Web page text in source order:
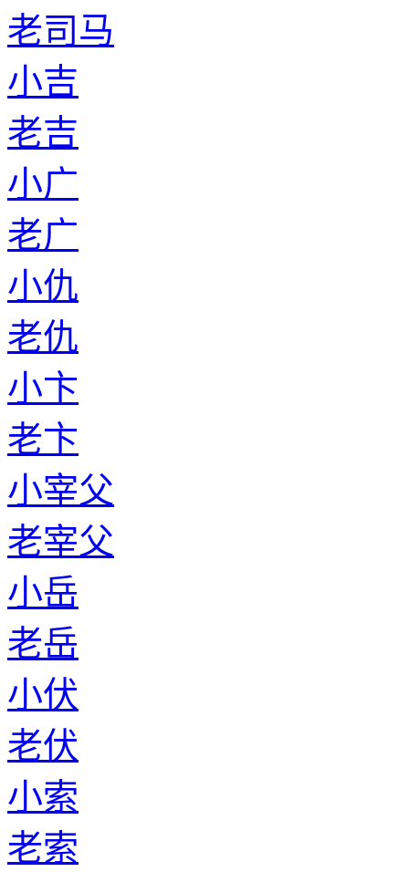
老司马
小吉
老吉
小广
老广
小仇
老仇
小卞
老卞
小宰父
老宰父
小岳
老岳
小伏
老伏
小索
老索